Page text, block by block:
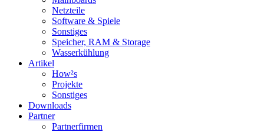
Netzteile
Software & Spiele
Sonstiges
Speicher, RAM & Storage
Wasserkühlung
Artikel
How²s
Projekte
Sonstiges
Downloads
Partner
Partnerfirmen